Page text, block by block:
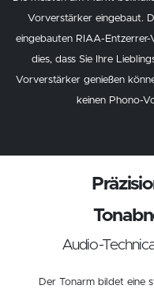
Vorverstärker eingebaut.
eingebauten RIAA-
dies, dass Sie Ihre
Vorverstärker genießen
keinen Phono-
Audio-
Der Tonarm bildet eine